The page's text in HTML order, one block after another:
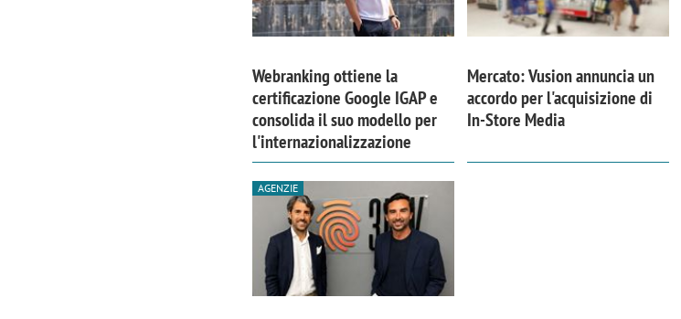
Webranking ottiene la
certificazione Google IGAP e
consolida il suo modello per
l'internazionalizzazione
Mercato: Vusion annuncia un
accordo per l'acquisizione di
In-Store Media
AGENZIE